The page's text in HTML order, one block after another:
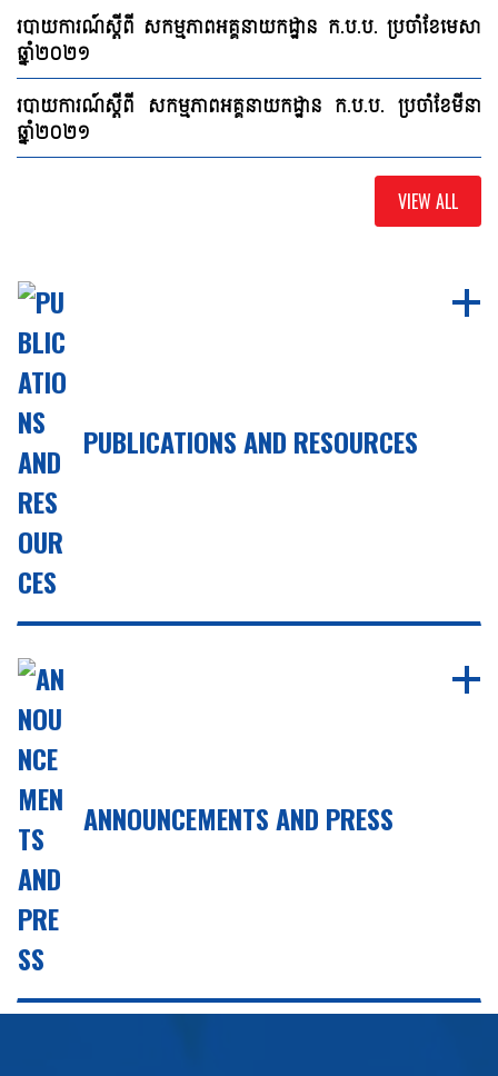
របាយការណ៍ស្ដីពី សកម្មភាពអគ្គនាយកដ្ឋាន ក.ប.ប. ប្រចាំខែមេសា
ឆ្នាំ២០២១
របាយការណ៍ស្ដីពី សកម្មភាពអគ្គនាយកដ្ឋាន ក.ប.ប. ប្រចាំខែមីនា
ឆ្នាំ២០២១
VIEW ALL
PUBLICATIONS AND RESOURCES
ANNOUNCEMENTS AND PRESS